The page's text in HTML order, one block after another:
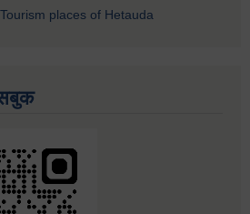
places of Hetauda